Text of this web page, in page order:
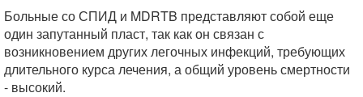
Больные со СПИД и MDRTB представляют собой еще
один запутанный пласт, так как он связан с
возникновением других легочных инфекций, требующих
длительного курса лечения, а общий уровень смертности
- высокий.